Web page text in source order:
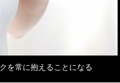
を常に抱えることになる